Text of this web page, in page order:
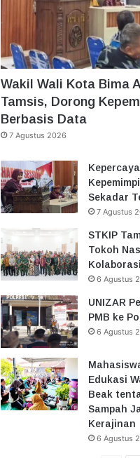
Wakil Wali Kota Bima
Tamsis, Dorong
Berbasis Data
7 Agustus 2026
Sekadar
7 Agustus
STKIP
Tokoh
6 Agustus
UNIZAR
PMB ke
6 Agustus
Edukasi
Beak
Sampah
Kerajinan
6 Agustus